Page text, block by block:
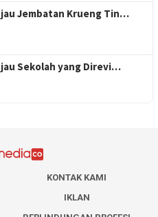
Jembatan Krueng Tin…
Sekolah yang Direvi…
KONTAK KAMI
IKLAN